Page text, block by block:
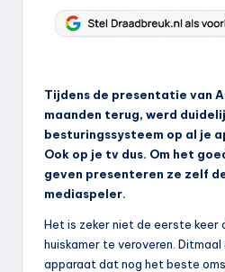
Tijdens de presentatie van
maanden terug, werd
besturingssysteem op al je
Ook op je tv dus. Om het
geven presenteren ze zelf
mediaspeler.
Het is zeker niet de eerste keer
huiskamer te veroveren.
apparaat dat nog het beste